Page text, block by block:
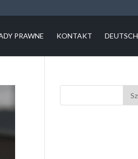
PRAWNE KONTAKT DEUTSCH